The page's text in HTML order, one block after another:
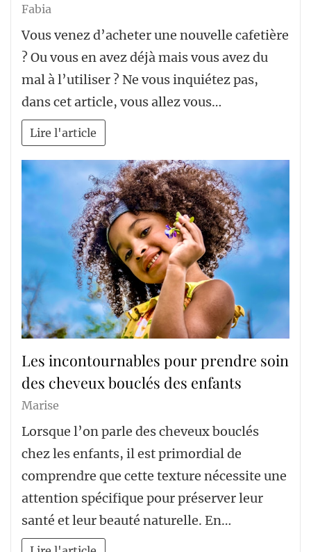
Fabia
Vous venez d’acheter une nouvelle cafetière
? Ou vous en avez déjà mais vous avez du
mal à l’utiliser ? Ne vous inquiétez pas,
dans cet article, vous allez vous…
Lire l'article
Les incontournables pour prendre soin
des cheveux bouclés des enfants
Marise
Lorsque l’on parle des cheveux bouclés
chez les enfants, il est primordial de
comprendre que cette texture nécessite une
attention spécifique pour préserver leur
santé et leur beauté naturelle. En…